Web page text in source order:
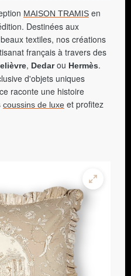
MAISON TRAMIS en
Destinées aux
textiles, nos créations
français à travers des
, Dedarou Hermès.
d'objets uniques
raconte une histoire
coussins de luxe et profitez